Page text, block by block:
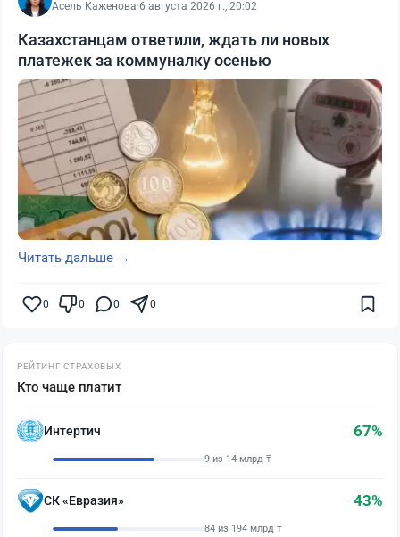
Асель Каженова·6 августа 2026 г., 20:02
Казахстанцам ответили, ждать ли новых
платежек за коммуналку осенью
Читать дальше →
0 0 0 0
РЕЙТИНГ СТРАХОВЫХ
Кто чаще платит
Интертич 67%
9 из 14 млрд ₸
СК «Евразия» 43%
84 из 194 млрд ₸